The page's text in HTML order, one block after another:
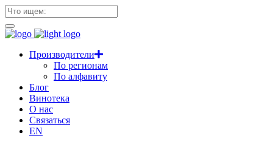
Производители
По регионам
По алфавиту
Блог
Винотека
О нас
Связаться
EN